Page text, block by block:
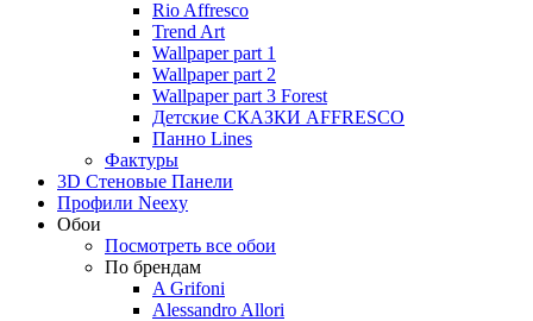
Rio Affresco
Trend Art
Wallpaper part 1
Wallpaper part 2
Wallpaper part 3 Forest
Детские СКАЗКИ AFFRESCO
Панно Lines
Фактуры
3D Стеновые Панели
Профили Neexy
Обои
Посмотреть все обои
По брендам
A Grifoni
Alessandro Allori